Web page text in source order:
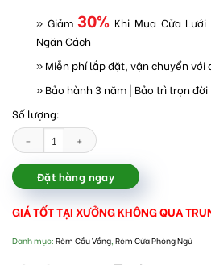
» Giảm 30% Khi Mua Cửa
Ngăn Cách
» Miễn phí lắp đặt, vận chuyển với
» Bảo hành 3 năm | Bảo trì trọn đời
Số lượng:
Rèm cuốn cầu vồng Hàn Quốc số lượng
Đặt hàng ngay
GIÁ TỐT TẠI XƯỞNG KHÔNG QUA
Danh mục: Rèm Cầu Vồng, Rèm Cửa Phòng Ngủ